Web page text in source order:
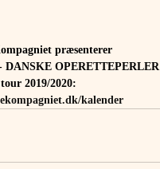
præsenterer
DANSKE OPERETTEPERLER
2019/2020:
kalender